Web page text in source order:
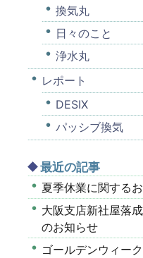
換気丸
日々のこと
浄水丸
レポート
DESIX
パッシブ換気
最近の記事
夏季休業に関する
大阪支店新社屋落
のお知らせ
ゴールデンウィー